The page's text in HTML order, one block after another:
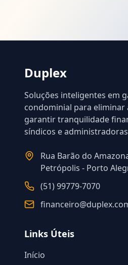
Duplex
Soluções inteligentes em
condominial para eliminar
garantir tranquilidade
síndicos e
Rua Barão do
Petrópolis - Porto
(51) 99779-7070
Links Úteis
Início